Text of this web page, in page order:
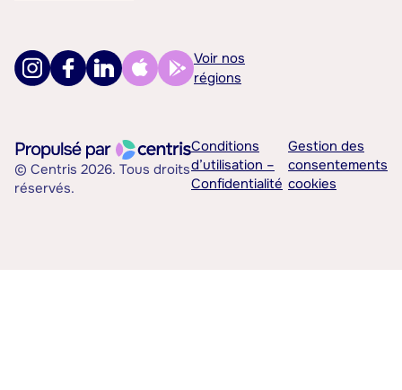
Voir nos
régions
© Centris 2026. Tous droits
réservés.
Conditions
d’utilisation –
Confidentialité
Gestion des
consentements
cookies